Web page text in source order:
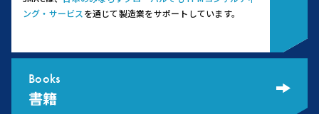
ング・サービス を通じて製造業をサポートしています。
Books
書籍